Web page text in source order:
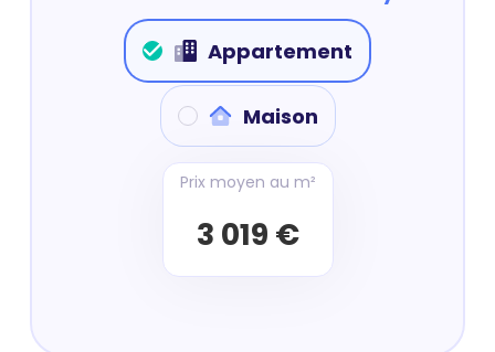
Appartement
Maison
Prix moyen au m²
3 019 €